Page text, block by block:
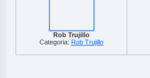
Rob Trujillo
Categoria: Rob Trujillo